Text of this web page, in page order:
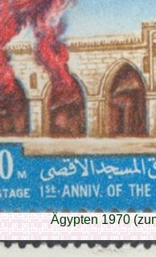
Ägypten 1970